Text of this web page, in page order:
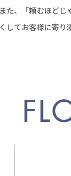
た、「頼むほど
してお客様に寄り